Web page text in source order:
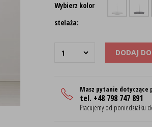
Wybierz kolor
stelaża:
DODAJ
Masz pytanie dotyczące
tel. +48 798 747 891
Pracujemy od poniedziałku